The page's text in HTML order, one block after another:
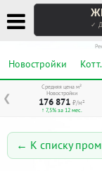
✓
Новостройки
❮
Средняя цена м²
Новостройки
176 871 ₽/м²
↑ 7,5% за 12 мес.
← К списку